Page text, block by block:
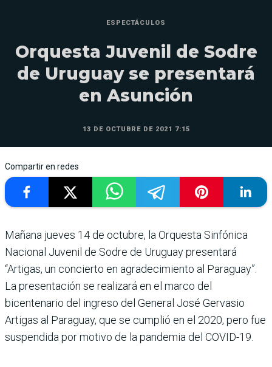
ESPECTÁCULOS
Orquesta Juvenil de Sodre
de Uruguay se presentará
en Asunción
13 DE OCTUBRE DE 2021 7:15
Compartir en redes
Mañana jueves 14 de octubre, la Orquesta Sinfónica
Nacional Juvenil de Sodre de Uruguay presentará
“Artigas, un concierto en agradecimiento al Paraguay”.
La presentación se realizará en el marco del
bicentenario del ingreso del General José Gervasio
Artigas al Paraguay, que se cumplió en el 2020, pero fue
suspendida por motivo de la pandemia del COVID-19.